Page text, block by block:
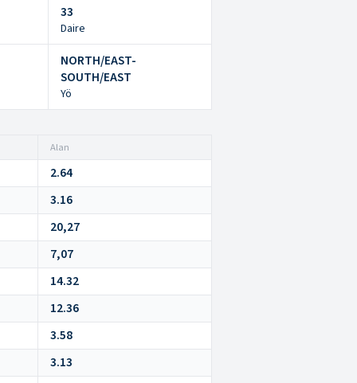
33
Daire
NORTH/EAST-
SOUTH/EAST
Yö
Alan
2.64
3.16
20,27
7,07
14.32
12.36
3.58
3.13